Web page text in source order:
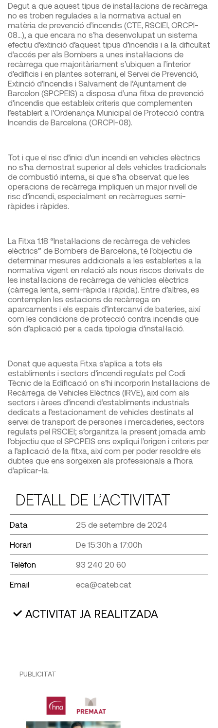
Degut a que aquest tipus de instal·lacions de recàrrega
no es troben regulades a la normativa actual en
matèria de prevenció d’incendis (CTE, RSCIEI, ORCPI-
08...), a que encara no s’ha desenvolupat un sistema
efectiu d’extinció d’aquest tipus d’incendis i a la dificultat
d’accés per als Bombers a unes instal·lacions de
recàrrega que majoritàriament s’ubiquen a l’interior
d’edificis i en plantes soterrani, el Servei de Prevenció,
Extinció d'Incendis i Salvament de l’Ajuntament de
Barcelon (SPCPEIS) a disposa d’una fitxa de prevenció
d'incendis que estableix criteris que complementen
l’establert a l'Ordenança Municipal de Protecció contra
Incendis de Barcelona (ORCPI-08).
Tot i que el risc d’inici d’un incendi en vehicles elèctrics
no s’ha demostrat superior al dels vehicles tradicionals
de combustió interna, si que s’ha observat que les
operacions de recàrrega impliquen un major nivell de
risc d’incendi, especialment en recàrregues semi-
ràpides i ràpides.
La Fitxa 1.18 “Instal·lacions de recàrrega de vehicles
elèctrics” de Bombers de Barcelona, té l'objectiu de
determinar mesures addicionals a les establertes a la
normativa vigent en relació als nous riscos derivats de
les instal·lacions de recàrrega de vehicles elèctrics
(càrrega lenta, semi-ràpida i ràpida). Entre d’altres, es
contemplen les estacions de recàrrega en
aparcaments i els espais d’intercanvi de bateries, així
com les condicions de protecció contra incendis que
són d’aplicació per a cada tipologia d’instal·lació.
Donat que aquesta Fitxa s’aplica a tots els
establiments i sectors d’incendi regulats pel Codi
Tècnic de la Edificació on s’hi incorporin Instal·lacions de
Recàrrega de Vehicles Elèctrics (IRVE), així com als
sectors i àrees d’incendi d’establiments industrials
dedicats a l’estacionament de vehicles destinats al
servei de transport de persones i mercaderies, sectors
regulats pel RSCIEI; s’organitza la present jornada amb
l’objectiu que el SPCPEIS ens expliqui l’origen i criteris per
a l’aplicació de la fitxa, així com per poder resoldre els
dubtes que ens sorgeixen als professionals a l’hora
d’aplicar-la.
DETALL DE L’ACTIVITAT
Data 25 de setembre de 2024
Horari De 15:30h a 17:00h
Telèfon 93 240 20 60
Email eca@cateb.cat
ACTIVITAT JA REALITZADA
PUBLICITAT